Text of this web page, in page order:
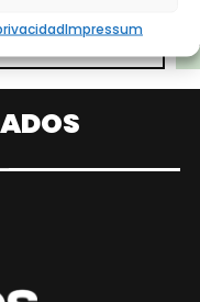
Impressum